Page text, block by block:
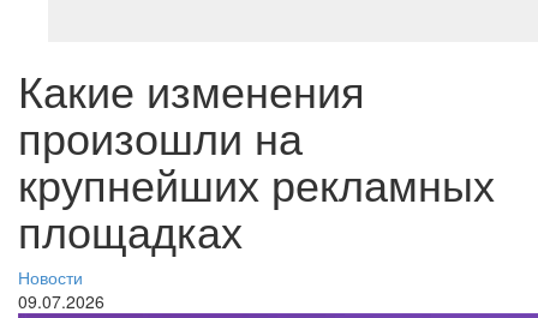
Какие изменения
произошли на
крупнейших рекламных
площадках
Новости
09.07.2026